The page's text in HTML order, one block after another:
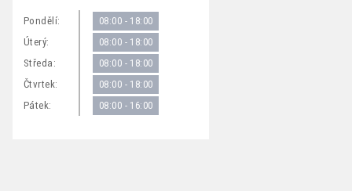
Pondělí: 08:00 - 18:00
Úterý: 08:00 - 18:00
Středa: 08:00 - 18:00
Čtvrtek: 08:00 - 18:00
Pátek: 08:00 - 16:00